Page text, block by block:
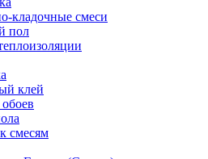
кладочные смеси
пол
клей
смесям